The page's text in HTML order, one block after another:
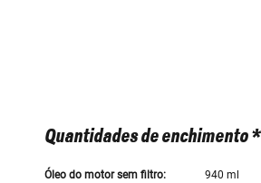
Quantidades de enchimento *
Óleo do motor sem filtro: 940 ml